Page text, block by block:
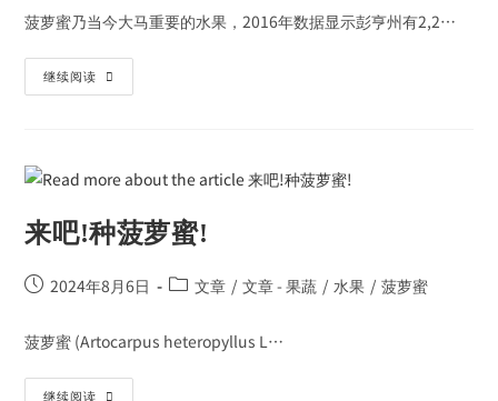
菠萝蜜乃当今大马重要的水果，2016年数据显示彭亨州有2,2…
继续阅读
来吧!种菠萝蜜!
2024年8月6日 文章 / 文章 - 果蔬 / 水果 / 菠萝蜜
菠萝蜜 (Artocarpus heteropyllus L…
继续阅读